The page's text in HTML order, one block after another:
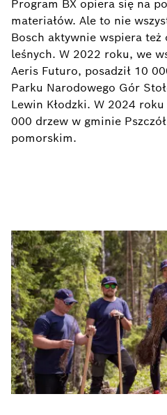
Program BX opiera się na
materiałów. Ale to nie
Bosch aktywnie wspiera
leśnych. W 2022 roku, we
Aeris Futuro, posadził 10
Parku Narodowego Gór
Lewin Kłodzki. W 2024
000 drzew w gminie
pomorskim.